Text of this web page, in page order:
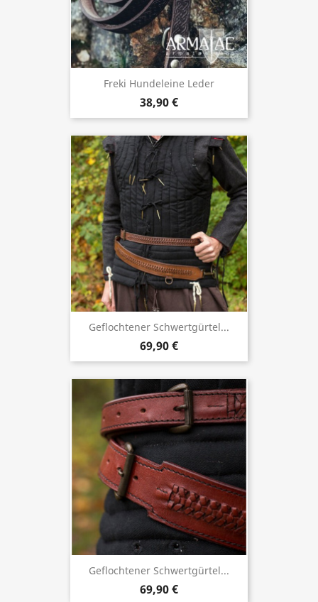
Freki Hundeleine Leder
38,90 €
Geflochtener Schwertgürtel...
69,90 €
Geflochtener Schwertgürtel...
69,90 €